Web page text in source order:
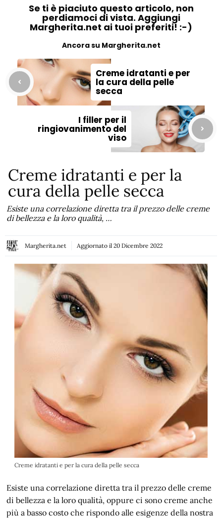
Se ti è piaciuto questo articolo, non
perdiamoci di vista. Aggiungi
Margherita.net ai tuoi preferiti! :-)
Ancora su Margherita.net
Creme idratanti e per
la cura della pelle
secca
I filler per il
ringiovanimento del
viso
Creme idratanti e per la
cura della pelle secca
Esiste una correlazione diretta tra il prezzo delle creme
di bellezza e la loro qualità, …
Margherita.net Aggiornato il 20 Dicembre 2022
Creme idratanti e per la cura della pelle secca
Esiste una correlazione diretta tra il prezzo delle creme
di bellezza e la loro qualità, oppure ci sono creme anche
più a basso costo che rispondo alle esigenze della nostra